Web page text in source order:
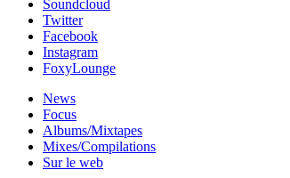
Soundcloud
Twitter
Facebook
Instagram
FoxyLounge
News
Focus
Albums/Mixtapes
Mixes/Compilations
Sur le web